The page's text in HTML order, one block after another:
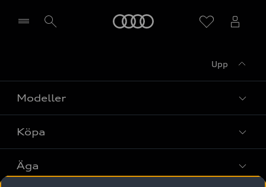
Upp
Modeller
Alla modeller
Elbilar
Köpa
Privaterbjudanden
Äga